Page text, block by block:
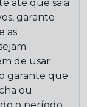
até que saia
garante
as
de usar
garante que
ou